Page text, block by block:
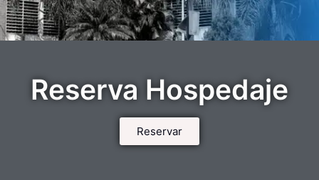
Reserva Hospedaje
Reservar